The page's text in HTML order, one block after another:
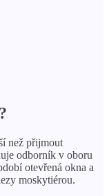
než přijmout
odborník v oboru
otevřená okna a
moskytiérou.